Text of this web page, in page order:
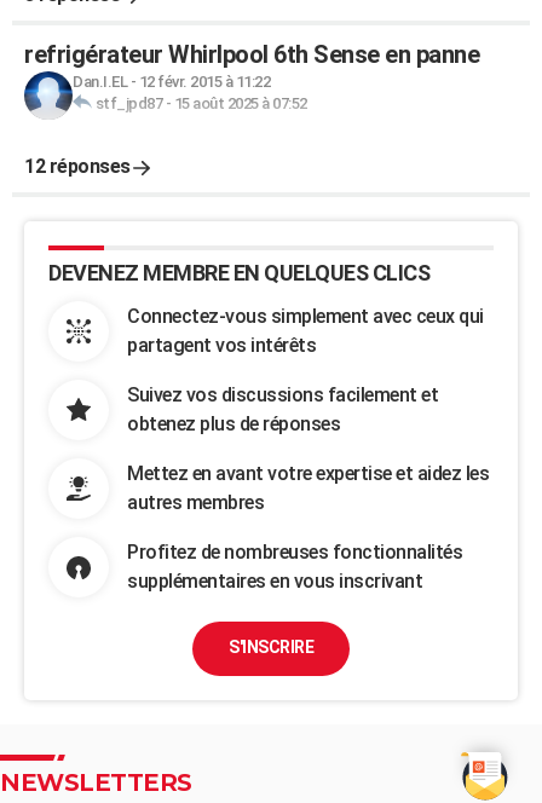
refrigérateur Whirlpool 6th Sense en panne
Dan.I.EL- 12 févr. 2015 à 11:22
stf_jpd87- 15 août 2025 à 07:52
12 réponses
DEVENEZ MEMBRE EN QUELQUES CLICS
Connectez-vous simplement avec ceux qui
partagent vos intérêts
Suivez vos discussions facilement et
obtenez plus de réponses
Mettez en avant votre expertise et aidez les
autres membres
Profitez de nombreuses fonctionnalités
supplémentaires en vous inscrivant
S'INSCRIRE
NEWSLETTERS